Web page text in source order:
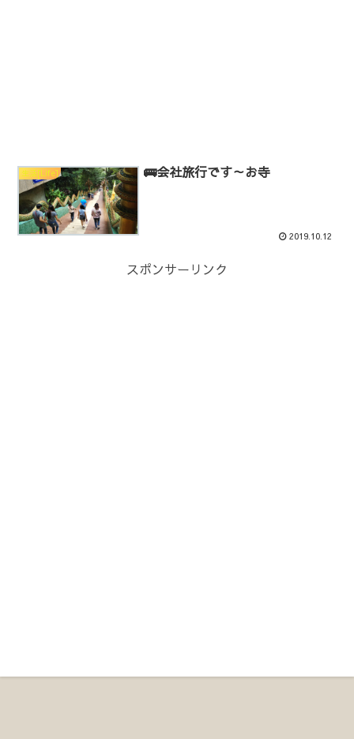
生活[Life] 🚌会社旅行です～お寺
2019.10.12
スポンサーリンク